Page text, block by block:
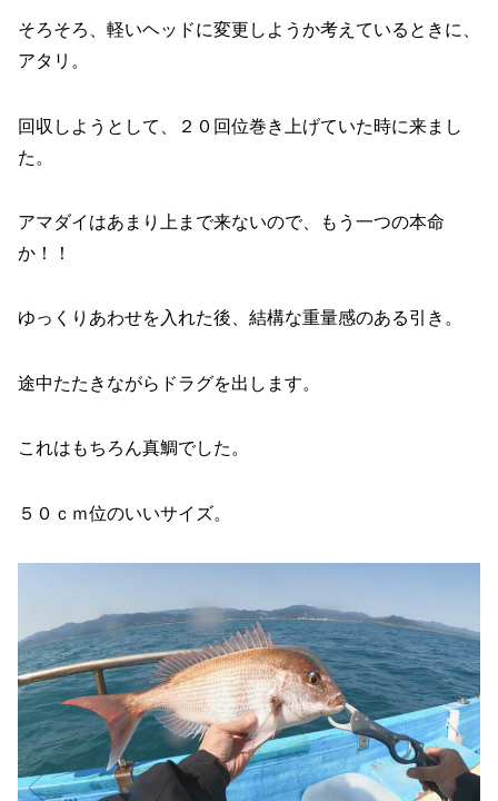
そろそろ、軽いヘッドに変更しようか考えているときに、
アタリ。
回収しようとして、２０回位巻き上げていた時に来まし
た。
アマダイはあまり上まで来ないので、もう一つの本命
か！！
ゆっくりあわせを入れた後、結構な重量感のある引き。
途中たたきながらドラグを出します。
これはもちろん真鯛でした。
５０ｃｍ位のいいサイズ。